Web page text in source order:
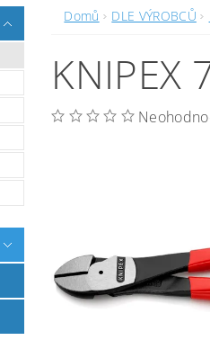
Domů DLE VÝROBCŮ
KNIPEX